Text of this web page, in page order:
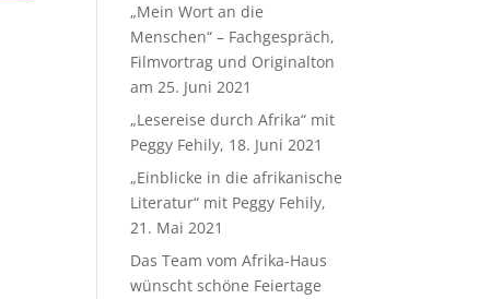
„Mein Wort an die
Menschen“ – Fachgespräch,
Filmvortrag und Originalton
am 25. Juni 2021
„Lesereise durch Afrika“ mit
Peggy Fehily, 18. Juni 2021
„Einblicke in die afrikanische
Literatur“ mit Peggy Fehily,
21. Mai 2021
Das Team vom Afrika-Haus
wünscht schöne Feiertage